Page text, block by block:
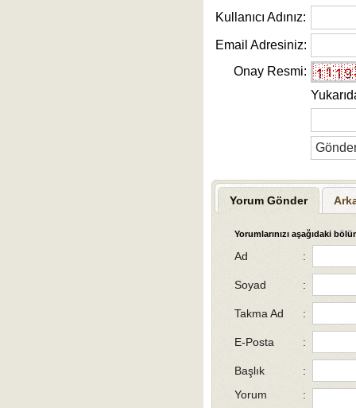
Kullanıcı Adınız:
Email Adresiniz:
Onay Resmi:
Yorum Gönder
Yorumlarınızı aşağıdaki
Ad :
Soyad :
Takma Ad :
E-Posta :
Başlık
:
Yorum
: